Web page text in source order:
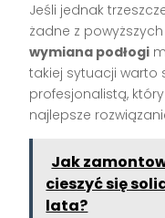
Jeśli jednak
żadne z
wymiana podłogi
takiej sytuacji warto
profesjonalistą,
najlepsze
Jak
cieszyć się
lata?